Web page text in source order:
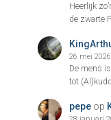
Heerlijk
de zwarte
26 mei 2026
De mens
tot
pepeop